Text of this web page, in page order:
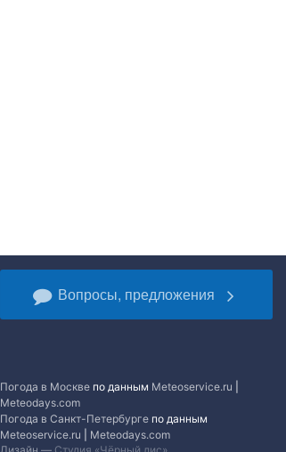
Вопросы, предложения
Погода в Москве по данным Meteoservice.ru
Meteodays.com
Погода в Санкт-Петербурге по данным
Meteoservice.ru
Meteodays.com